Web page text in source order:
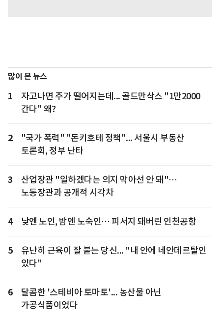
많이 본 뉴스
1
자고나면 주가 떨어지는데... 골드만삭스 "1만2000
간다" 왜?
2
"국가 폭력" "돈키호테 정책"... 서울시 부동산
토론회, 정부 난타
3
산업장관 "일하겠다는 의지 막아선 안 돼"…
노동장관과 공개적 시각차
4 낮엔 노인, 밤엔 노숙인… 피서지 돼버린 인천공항
5
유난히 근육이 잘 붙는 당신... "내 안에 네안데르탈인
있다"
6
달콤한 '스테비아 토마토'... 농산물 아닌
가공식품이었다